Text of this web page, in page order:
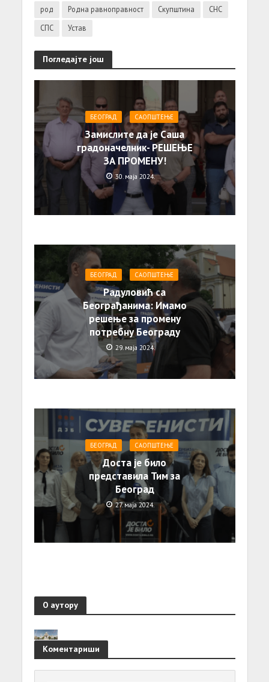
род Родна равноправност Скупштина
СНС
СПС
Устав
Погледајте још
БЕОГРАД САОПШТЕЊE
Замислите да је Саша
градоначелник- РЕШЕЊЕ
ЗА ПРОМЕНУ!
30. маја 2024.
БЕОГРАД САОПШТЕЊE
Радуловић са
Београђанима: Имамо
решење за промену
потребну Београду
29. маја 2024.
БЕОГРАД САОПШТЕЊE
Доста је било
представила Тим за
Београд
27. маја 2024.
О аутору
Коментариши